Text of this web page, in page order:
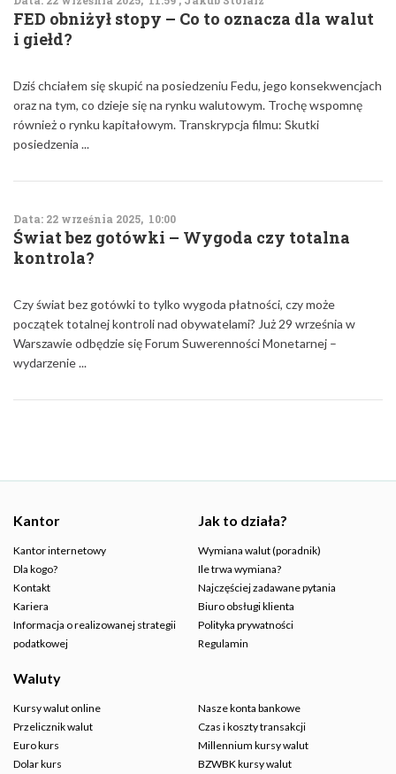
FED obniżył stopy – Co to oznacza dla walut
i giełd?
Dziś chciałem się skupić na posiedzeniu Fedu, jego konsekwencjach
oraz na tym, co dzieje się na rynku walutowym. Trochę wspomnę
również o rynku kapitałowym. Transkrypcja filmu: Skutki
posiedzenia ...
Data: 22 września 2025, 10:00
Świat bez gotówki – Wygoda czy totalna
kontrola?
Czy świat bez gotówki to tylko wygoda płatności, czy może
początek totalnej kontroli nad obywatelami? Już 29 września w
Warszawie odbędzie się Forum Suwerenności Monetarnej –
wydarzenie ...
Kantor
Kantor internetowy
Dla kogo?
Kontakt
Kariera
Informacja o realizowanej strategii
podatkowej
Jak to działa?
Wymiana walut (poradnik)
Ile trwa wymiana?
Najczęściej zadawane pytania
Biuro obsługi klienta
Polityka prywatności
Regulamin
Waluty
Kursy walut online
Przelicznik walut
Euro kurs
Dolar kurs
Nasze konta bankowe
Czas i koszty transakcji
Millennium kursy walut
BZWBK kursy walut